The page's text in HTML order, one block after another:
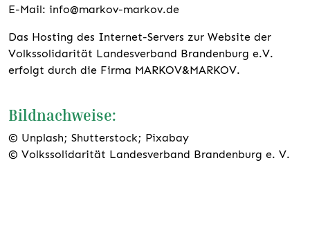
E-Mail: info@markov-markov.de
Das Hosting des Internet-Servers zur Website der
Volkssolidarität Landesverband Brandenburg e.V.
erfolgt durch die Firma MARKOV&MARKOV.
Bildnachweise:
© Unplash; Shutterstock; Pixabay
© Volkssolidarität Landesverband Brandenburg e. V.